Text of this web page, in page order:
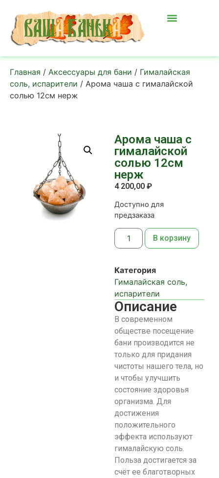
Главная / Аксессуары для бани / Гималайская
соль, испарители / Арома чаша с гималайской
солью 12см нерж
Арома чаша с
гималайской
солью 12см
нерж
4 200,00 ₽
Доступно для
предзаказа
В корзину
Категория
Гималайская соль,
испарители
Описание
В современном
обществе посещение
бани производится не
только для придания
чистоты нашего тела, но
и чтобы улучшить
состояние здоровья
организма. Для
достижения
положительного
эффекта используют
гималайскую соль.
Польза достигается за
счёт ее благотворных